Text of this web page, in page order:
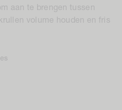
aan te brengen tussen
volume houden en fris